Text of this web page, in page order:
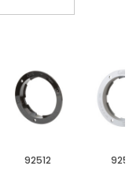
92512